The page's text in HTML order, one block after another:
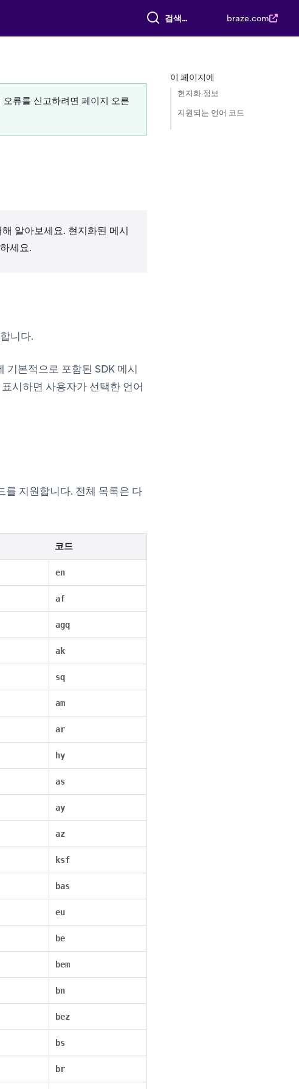
전체 검색 braze.com
류를 신고하려면 페이지 오른
알아보세요. 현지화된 메시
세요.
니다.
기본적으로 포함된 SDK 메시
시하면 사용자가 선택한 언어
를 지원합니다. 전체 목록은 다
코드
en
af
agq
ak
sq
am
ar
hy
as
ay
az
ksf
bas
eu
be
bem
bn
bez
bs
br
이 페이지에
현지화 정보
지원되는 언어 코드